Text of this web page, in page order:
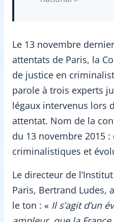
Le 13 novembre
attentats de Paris, la
de justice en
parole à trois experts
légaux intervenus lors
attentat. Nom de la
du 13 novembre 2015
criminalistiques et
Le directeur de
Paris, Bertrand Ludes,
le ton : « Il s’agit d’un